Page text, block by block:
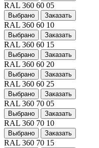
RAL 360 60 05
Выбрано Заказать
RAL 360 60 10
Выбрано Заказать
RAL 360 60 15
Выбрано Заказать
RAL 360 60 20
Выбрано Заказать
RAL 360 60 25
Выбрано Заказать
RAL 360 70 05
Выбрано Заказать
RAL 360 70 10
Выбрано Заказать
RAL 360 70 15